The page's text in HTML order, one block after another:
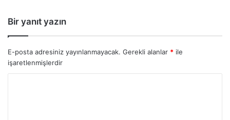
Bir yanıt yazın
E-posta adresiniz yayınlanmayacak. Gerekli alanlar * ile
işaretlenmişlerdir